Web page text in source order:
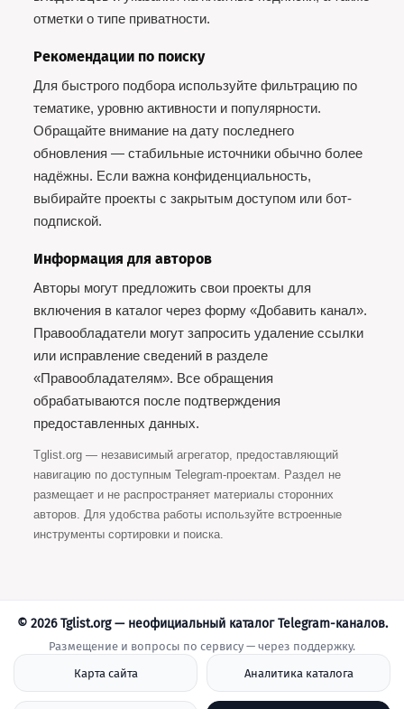
отметки о типе приватности.
Рекомендации по поиску
Для быстрого подбора используйте фильтрацию по
тематике, уровню активности и популярности.
Обращайте внимание на дату последнего
обновления — стабильные источники обычно более
надёжны. Если важна конфиденциальность,
выбирайте проекты с закрытым доступом или бот-
подпиской.
Информация для авторов
Авторы могут предложить свои проекты для
включения в каталог через форму «Добавить канал».
Правообладатели могут запросить удаление ссылки
или исправление сведений в разделе
«Правообладателям». Все обращения
обрабатываются после подтверждения
предоставлeнных данных.
Tglist.org — независимый агрегатор, предоставляющий
навигацию по доступным Telegram-проектам. Раздел не
размещает и не распространяет материалы сторонних
авторов. Для удобства работы используйте встроенные
инструменты сортировки и поиска.
© 2026 Tglist.org — неофициальный каталог Telegram-каналов.
Размещение и вопросы по сервису — через поддержку.
Карта сайта
Аналитика каталога